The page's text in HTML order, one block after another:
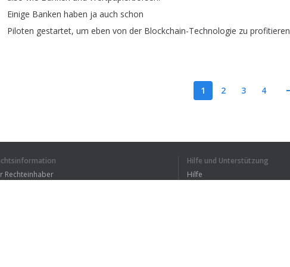
Einige Banken haben ja auch schon
Piloten gestartet, um eben von der Blockchain-Technologie zu profitieren
1 2 3 4
Rechteinhaber
Hilfe und Unterstützung
Hilfe